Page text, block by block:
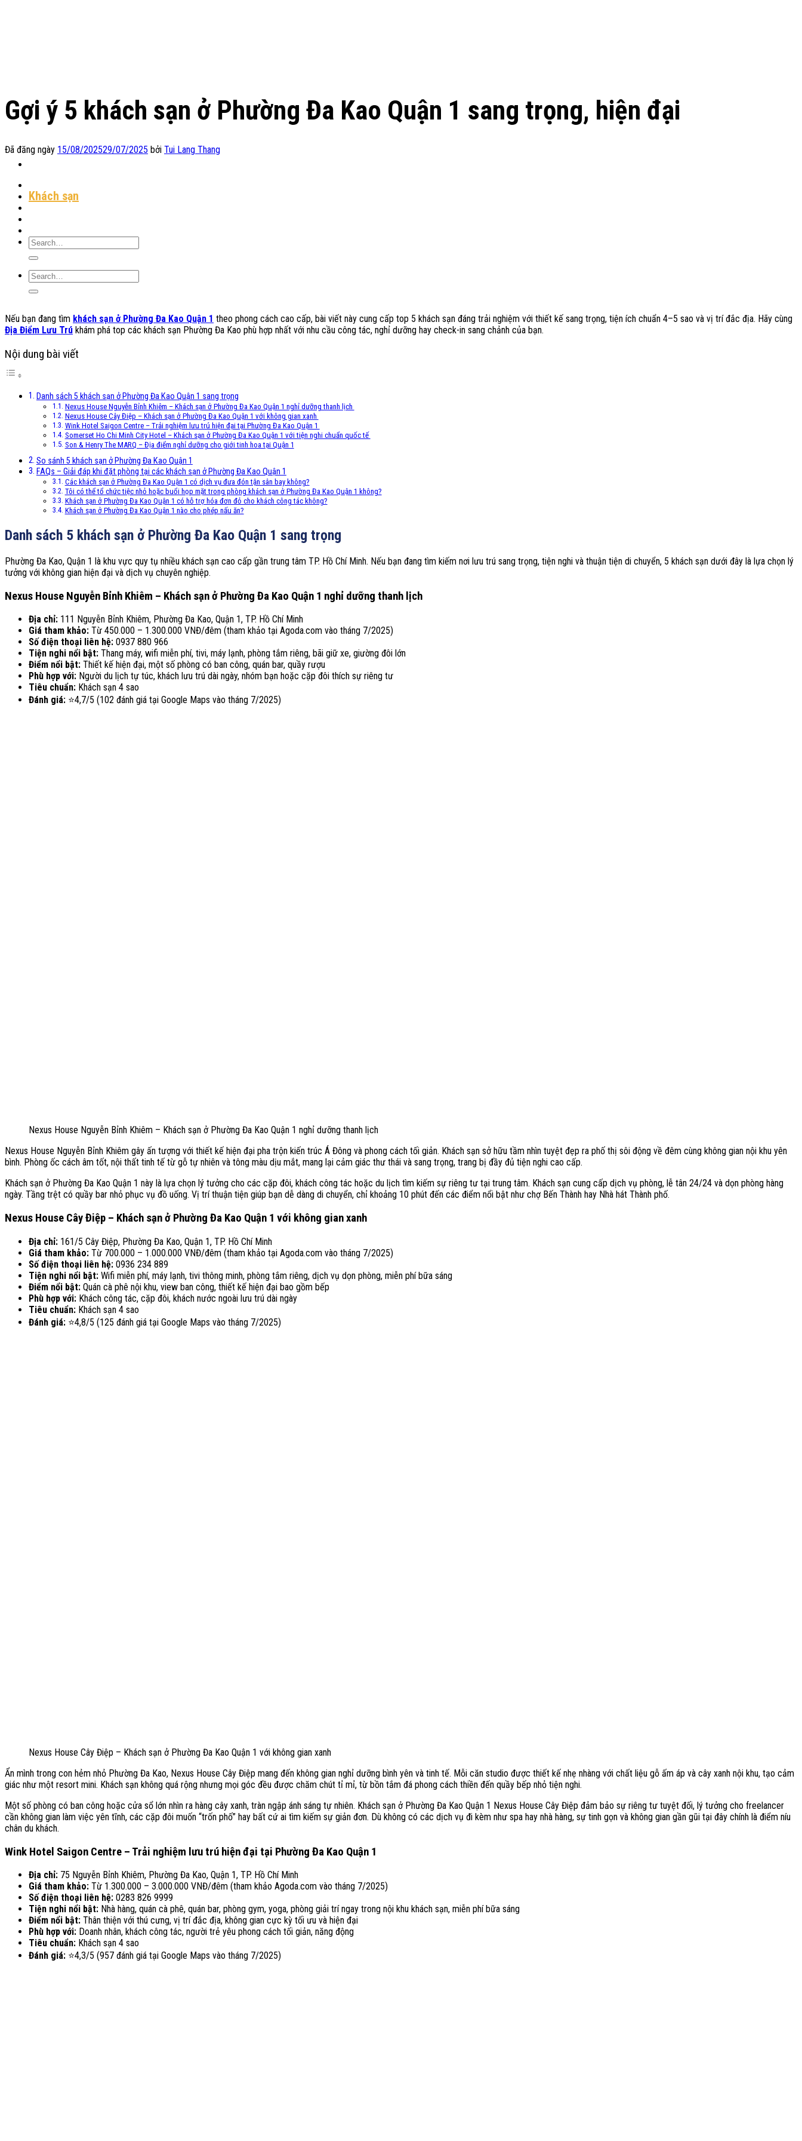
Khách sạn
Homestay
Gợi ý 5 khách sạn ở Phường Đa Kao Quận 1 sang trọng, hiện đại
Đã đăng ngày 15/08/202529/07/2025 bởi Tui Lang Thang
Nếu bạn đang tìm khách sạn ở Phường Đa Kao Quận 1 theo phong cách cao cấp, bài viết này cung cấp top 5 khách sạn đáng trải nghiệm với thiết kế sang trọng, tiện ích chuẩn 4–5 sao và vị trí đắc địa. Hãy cùng
Địa Điểm Lưu Trú khám phá top các khách sạn Phường Đa Kao phù hợp nhất với nhu cầu công tác, nghỉ dưỡng hay check-in sang chảnh của bạn.
Nội dung bài viết
Danh sách 5 khách sạn ở Phường Đa Kao Quận 1 sang trọng
Nexus House Nguyễn Bỉnh Khiêm – Khách sạn ở Phường Đa Kao Quận 1 nghỉ dưỡng thanh lịch
Nexus House Cây Điệp – Khách sạn ở Phường Đa Kao Quận 1 với không gian xanh
Wink Hotel Saigon Centre – Trải nghiệm lưu trú hiện đại tại Phường Đa Kao Quận 1
Somerset Ho Chi Minh City Hotel – Khách sạn ở Phường Đa Kao Quận 1 với tiện nghi chuẩn quốc tế
Son & Henry The MARQ – Địa điểm nghỉ dưỡng cho giới tinh hoa tại Quận 1
So sánh 5 khách sạn ở Phường Đa Kao Quận 1
FAQs – Giải đáp khi đặt phòng tại các khách sạn ở Phường Đa Kao Quận 1
Các khách sạn ở Phường Đa Kao Quận 1 có dịch vụ đưa đón tận sân bay không?
Tôi có thể tổ chức tiệc nhỏ hoặc buổi họp mặt trong phòng khách sạn ở Phường Đa Kao Quận 1 không?
Khách sạn ở Phường Đa Kao Quận 1 có hỗ trợ hóa đơn đỏ cho khách công tác không?
Khách sạn ở Phường Đa Kao Quận 1 nào cho phép nấu ăn?
Danh sách 5 khách sạn ở Phường Đa Kao Quận 1 sang trọng
Phường Đa Kao, Quận 1 là khu vực quy tụ nhiều khách sạn cao cấp gần trung tâm TP. Hồ Chí Minh. Nếu bạn đang tìm kiếm nơi lưu trú sang trọng, tiện nghi và thuận tiện di chuyển, 5 khách sạn dưới đây là lựa chọn lý
tưởng với không gian hiện đại và dịch vụ chuyên nghiệp.
Nexus House Nguyễn Bỉnh Khiêm – Khách sạn ở Phường Đa Kao Quận 1 nghỉ dưỡng thanh lịch
Địa chỉ: 111 Nguyễn Bỉnh Khiêm, Phường Đa Kao, Quận 1, TP. Hồ Chí Minh
Giá tham khảo: Từ 450.000 – 1.300.000 VNĐ/đêm (tham khảo tại Agoda.com vào tháng 7/2025)
Số điện thoại liên hệ: 0937 880 966
Tiện nghi nổi bật: Thang máy, wifi miễn phí, tivi, máy lạnh, phòng tắm riêng, bãi giữ xe, giường đôi lớn
Điểm nổi bật: Thiết kế hiện đại, một số phòng có ban công, quán bar, quầy rượu
Phù hợp với: Người du lịch tự túc, khách lưu trú dài ngày, nhóm bạn hoặc cặp đôi thích sự riêng tư
Tiêu chuẩn: Khách sạn 4 sao
Đánh giá: ⭐4,7/5 (102 đánh giá tại Google Maps vào tháng 7/2025)
Nexus House Nguyễn Bỉnh Khiêm – Khách sạn ở Phường Đa Kao Quận 1 nghỉ dưỡng thanh lịch
Nexus House Nguyễn Bỉnh Khiêm gây ấn tượng với thiết kế hiện đại pha trộn kiến trúc Á Đông và phong cách tối giản. Khách sạn sở hữu tầm nhìn tuyệt đẹp ra phố thị sôi động về đêm cùng không gian nội khu yên
bình. Phòng ốc cách âm tốt, nội thất tinh tế từ gỗ tự nhiên và tông màu dịu mắt, mang lại cảm giác thư thái và sang trọng, trang bị đầy đủ tiện nghi cao cấp.
Khách sạn ở Phường Đa Kao Quận 1 này là lựa chọn lý tưởng cho các cặp đôi, khách công tác hoặc du lịch tìm kiếm sự riêng tư tại trung tâm. Khách sạn cung cấp dịch vụ phòng, lễ tân 24/24 và dọn phòng hàng
ngày. Tầng trệt có quầy bar nhỏ phục vụ đồ uống. Vị trí thuận tiện giúp bạn dễ dàng di chuyển, chỉ khoảng 10 phút đến các điểm nổi bật như chợ Bến Thành hay Nhà hát Thành phố.
Nexus House Cây Điệp – Khách sạn ở Phường Đa Kao Quận 1 với không gian xanh
Địa chỉ: 161/5 Cây Điệp, Phường Đa Kao, Quận 1, TP. Hồ Chí Minh
Giá tham khảo: Từ 700.000 – 1.000.000 VNĐ/đêm (tham khảo tại Agoda.com vào tháng 7/2025)
Số điện thoại liên hệ: 0936 234 889
Tiện nghi nổi bật: Wifi miễn phí, máy lạnh, tivi thông minh, phòng tắm riêng, dịch vụ dọn phòng, miễn phí bữa sáng
Điểm nổi bật: Quán cà phê nội khu, view ban công, thiết kế hiện đại bao gồm bếp
Phù hợp với: Khách công tác, cặp đôi, khách nước ngoài lưu trú dài ngày
Tiêu chuẩn: Khách sạn 4 sao
Đánh giá: ⭐4,8/5 (125 đánh giá tại Google Maps vào tháng 7/2025)
Nexus House Cây Điệp – Khách sạn ở Phường Đa Kao Quận 1 với không gian xanh
Ẩn mình trong con hẻm nhỏ Phường Đa Kao, Nexus House Cây Điệp mang đến không gian nghỉ dưỡng bình yên và tinh tế. Mỗi căn studio được thiết kế nhẹ nhàng với chất liệu gỗ ấm áp và cây xanh nội khu, tạo cảm
giác như một resort mini. Khách sạn không quá rộng nhưng mọi góc đều được chăm chút tỉ mỉ, từ bồn tắm đá phong cách thiền đến quầy bếp nhỏ tiện nghi.
Một số phòng có ban công hoặc cửa sổ lớn nhìn ra hàng cây xanh, tràn ngập ánh sáng tự nhiên. Khách sạn ở Phường Đa Kao Quận 1 Nexus House Cây Điệp đảm bảo sự riêng tư tuyệt đối, lý tưởng cho freelancer
cần không gian làm việc yên tĩnh, các cặp đôi muốn “trốn phố” hay bất cứ ai tìm kiếm sự giản đơn. Dù không có các dịch vụ đi kèm như spa hay nhà hàng, sự tinh gọn và không gian gần gũi tại đây chính là điểm níu
chân du khách.
Wink Hotel Saigon Centre – Trải nghiệm lưu trú hiện đại tại Phường Đa Kao Quận 1
Địa chỉ: 75 Nguyễn Bỉnh Khiêm, Phường Đa Kao, Quận 1, TP. Hồ Chí Minh
Giá tham khảo: Từ 1.300.000 – 3.000.000 VNĐ/đêm (tham khảo Agoda.com vào tháng 7/2025)
Số điện thoại liên hệ: 0283 826 9999
Tiện nghi nổi bật: Nhà hàng, quán cà phê, quán bar, phòng gym, yoga, phòng giải trí ngay trong nội khu khách sạn, miễn phí bữa sáng
Điểm nổi bật: Thân thiện với thú cưng, vị trí đắc địa, không gian cực kỳ tối ưu và hiện đại
Phù hợp với: Doanh nhân, khách công tác, người trẻ yêu phong cách tối giản, năng động
Tiêu chuẩn: Khách sạn 4 sao
Đánh giá: ⭐4,3/5 (957 đánh giá tại Google Maps vào tháng 7/2025)